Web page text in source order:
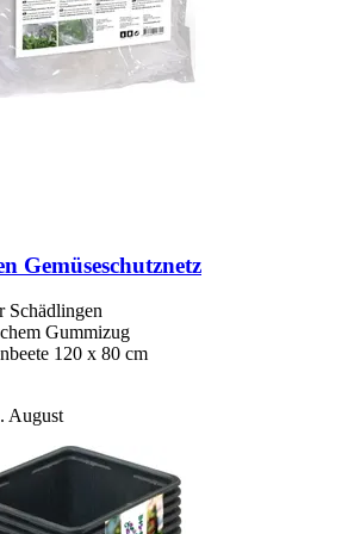
Gemüseschutznetz
Schädlingen
Gummizug
120 x 80 cm
August